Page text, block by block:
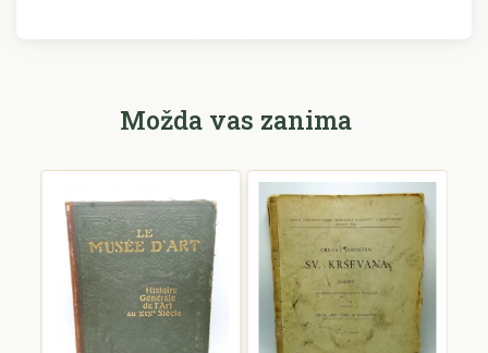
Možda vas zanima